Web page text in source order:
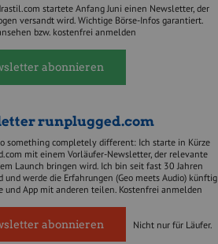
startete Anfang Juni einen Newsletter, der
versandt wird. Wichtige Börse-Infos garantiert.
bzw. kostenfrei anmelden
abonnieren
runplugged.com
something completely different: Ich starte in Kürze
mit einem Vorläufer-Newsletter, der relevante
Launch bringen wird. Ich bin seit fast 30 Jahren
und werde die Erfahrungen (Geo meets Audio) künftig
und App mit anderen teilen. Kostenfrei anmelden
abonnieren Nicht nur für Läufer.